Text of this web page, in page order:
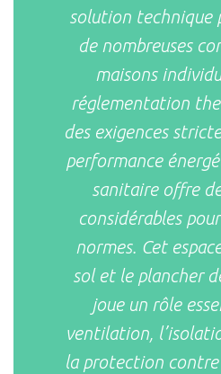
solution technique
de nombreuses
maisons
réglementation
des exigences
performance
sanitaire offre
considérables
normes. Cet
sol et le plancher
joue un rôle
ventilation,
la protection